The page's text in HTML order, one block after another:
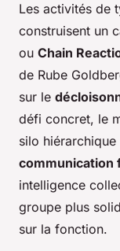
Les activités de
construisent un
ou Chain
de Rube
sur le
défi concret, le
silo
communication
intelligence
groupe plus
sur la fonction.